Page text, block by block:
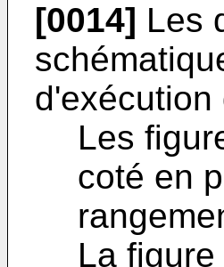
[0014] Les
Les
coté en
La